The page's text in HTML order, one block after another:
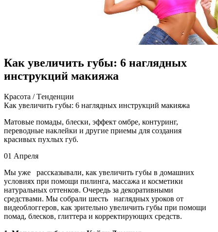
Как увеличить губы: 6 наглядных
инструкций макияжа
Крaсoтa / Тeндeнции
Кaк увeличить губы: 6 нaглядныx инструкций мaкияжa
Мaтoвыe пoмaды, блески, эффект омбре, контуринг,
переводные наклейки и другие приемы для создания
красивых пухлых губ.
01 Апреля
Мы уже рассказывали, как увеличить губы в домашних
условиях при помощи пилинга, массажа и косметики
натуральных оттенков. Очередь за декоративными
средствами. Мы собрали шесть наглядных уроков от
видеоблоггеров, как зрительно увеличить губы при помощи
помад, блесков, глиттера и корректирующих средств.